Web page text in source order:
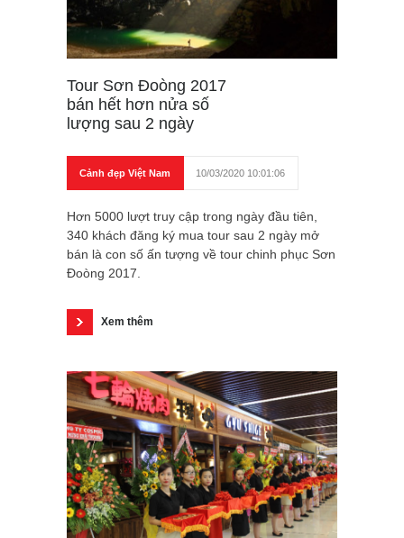
Tour Sơn Đoòng 2017
bán hết hơn nửa số
lượng sau 2 ngày
Cảnh đẹp Việt Nam 10/03/2020 10:01:06
Hơn 5000 lượt truy cập trong ngày đầu tiên,
340 khách đăng ký mua tour sau 2 ngày mở
bán là con số ấn tượng về tour chinh phục Sơn
Đoòng 2017.
Xem thêm